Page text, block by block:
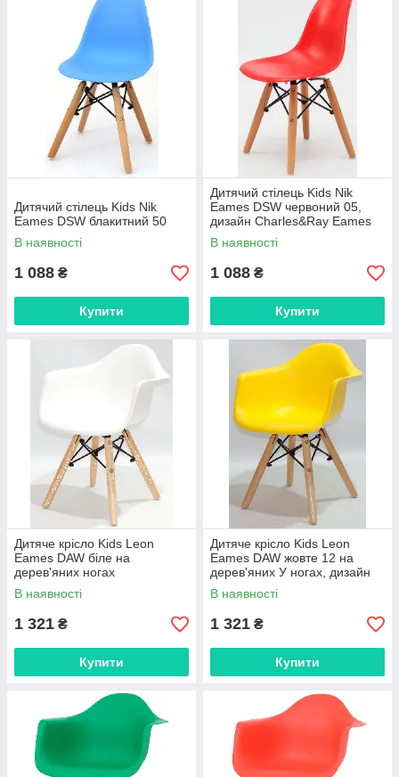
Дитячий стілець Kids Nik
Eames DSW блакитний 50
В наявності
1 088 ₴
Купити
Дитячий стілець Kids Nik
Eames DSW червоний 05,
дизайн Charles&Ray Eames
В наявності
1 088 ₴
Купити
Дитяче крісло Kids Leon
Eames DAW біле на
дерев'яних ногах
В наявності
1 321 ₴
Купити
Дитяче крісло Kids Leon
Eames DAW жовте 12 на
дерев'яних У ногах, дизайн
Charles&Ray Eames
В наявності
1 321 ₴
Купити